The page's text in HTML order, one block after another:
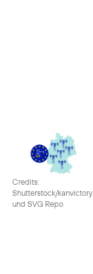
Credits:
Shutterstock/kanvictory
und SVG Repo